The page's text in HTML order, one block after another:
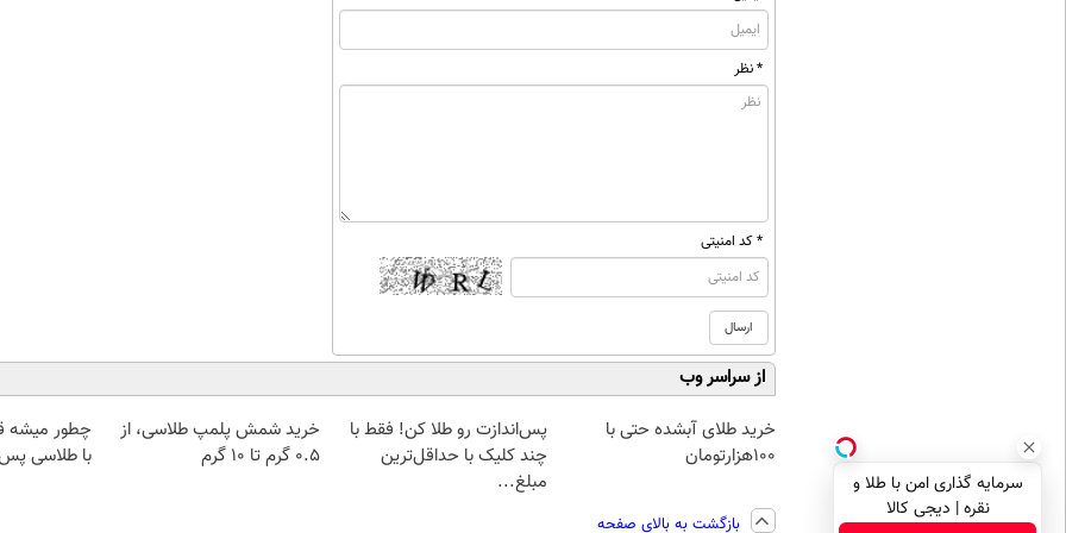
* نظر
* کد امنیتی
از سراسر وب
خرید طلای آبشده حتی با
۱۰۰هزارتومان
پس‌اندازت رو طلا کن! فقط با
چند کلیک با حداقل‌ترین
مبلغ...
خرید شمش پلمپ طلاسی، از
۰.۵ گرم تا ۱۰ گرم
چطور میشه
با طلاسی پس
بازگشت به بالای صفحه
سرمایه گذاری امن با طلا و
نقره | دیجی کالا